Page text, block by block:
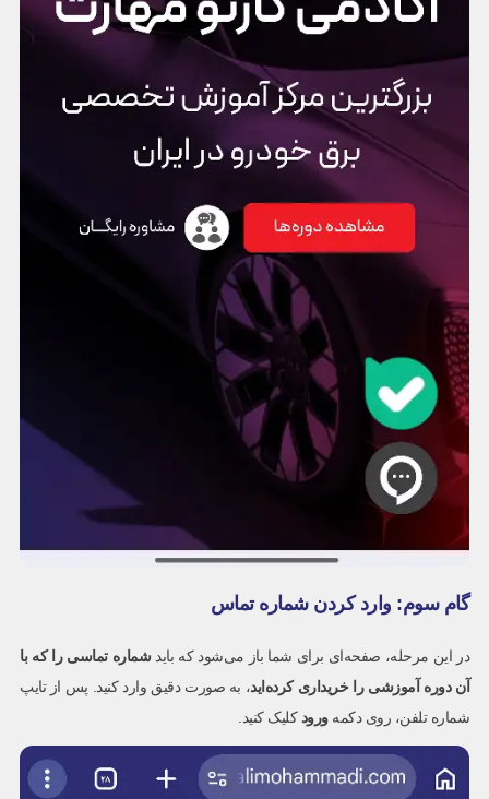
گام سوم: وارد کردن شماره تماس
در این مرحله، صفحه‌ای برای شما باز می‌شود که باید شماره تماسی را که با
آن دوره آموزشی را خریداری کرده‌اید، به صورت دقیق وارد کنید. پس از تایپ
شماره تلفن، روی دکمهورود کلیک کنید.